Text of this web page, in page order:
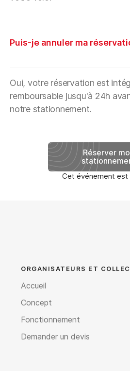
Puis-je annuler ma
Oui, votre réservation est
remboursable jusqu'à 24h
notre stationnement.
Réserver
Cet événement est
ORGANISATEURS ET
Accueil
Concept
Fonctionnement
Demander un devis